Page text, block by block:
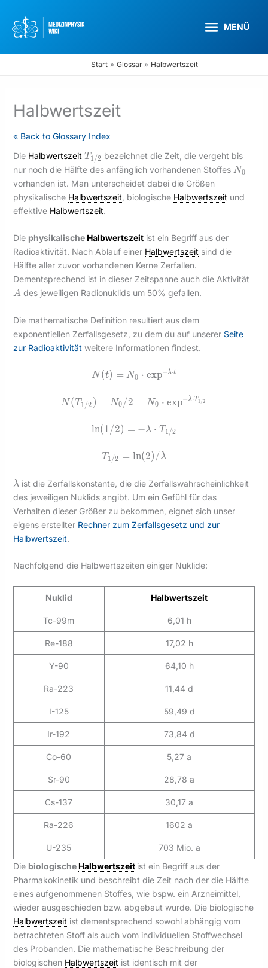
Inhalt
springen
MENÜ
Start Glossar Halbwertszeit
Halbwertszeit
« Back to Glossary Index
Die Halbwertszeit T_{1/2}
T 1/2 bezeichnet die Zeit, die vergeht bis
nur noch die Hälfte des anfänglich vorhandenen Stoffes N_0
N0
vorhanden ist. Man unterscheidet dabei die Größen
physikalische Halbwertszeit , biologische Halbwertszeit und
effektive Halbwertszeit.
Die physikalische Halbwertszeitist ein Begriff aus der
Radioaktivität. Nach Ablauf einer Halbwertszeitsind die
Hälfte aller zuvor vorhandenen Kerne Zerfallen.
Dementsprechend ist in dieser Zeitspanne auch die Aktivität
Ades jeweiligen Radionuklids um 50% gefallen.
Die mathematische Definition resultiert aus dem
exponentiellen Zerfallsgesetz, zu dem du auf unserer Seite
zur Radioaktivität weitere Informationen findest.
N(t) = N_0
\lambda\cdot
t}
N (t) = N0 ⋅ exp−λ⋅t
N(T_{1/2})
= N_0/2=
N_0 \cdot
\exp^{-
T_{1/2}}
N (T1 /2 ) = N0 /2 = N0 ⋅ exp−λ⋅T 1 /2
\ln(1/2)
\lambda
\cdot
ln(1/2) = −λ ⋅ T 1/2
T_{1/2}
/
\lambda
T1/2 = ln( 2) /λ
\lambda
λ ist die Zerfallskonstante, die die Zerfallswahrscheinlichkeit
des jeweiligen Nuklids angibt. Um ein Gefühl für das
Verhalten dieser Größer zu bekommen, eignet sich unser
eigens erstellter Rechner zum Zerfallsgesetz und zur
Halbwertszeit.
Nachfolgend die Halbwertszeiten einiger Nuklide:
Nuklid Halbwertszeit
Tc-99m 6,01 h
Re-188 17,02 h
Y-90 64,10 h
Ra-223 11,44 d
I-125 59,49 d
Ir-192 73,84 d
Co-60 5,27 a
Sr-90 28,78 a
Cs-137 30,17 a
Ra-226 1602 a
U-235
703 Mio. a
Die biologische Halbwertszeit ist ein Begriff aus der
Pharmakokinetik und beschreibt die Zeit nach der die Hälfte
eines aufgenommenen Stoffes, wie bspw. ein Arzneimittel,
wieder ausgeschieden bzw. abgebaut wurde. Die biologische
Halbwertszeit ist dementsprechend sowohl abhängig vom
betrachteten Stoff als auch vom individuellen Stoffwechsel
des Probanden. Die mathematische Beschreibung der
biologischen Halbwertszeit ist identisch mit der